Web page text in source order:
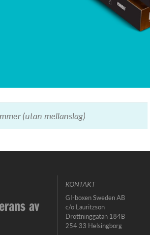
av
KONTAKT
GI-boxen Sweden AB
c/o Lauritzson
Drottninggatan 184B
254 33 Helsingborg